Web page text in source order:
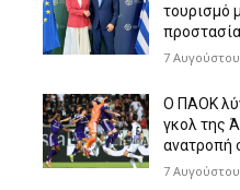
τουρισμό
7
Ο ΠΑΟΚ
γκολ της
ανατροπή
7